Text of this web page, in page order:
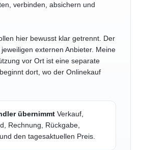
verbinden, absichern und
hier bewusst klar getrennt. Der
externen Anbieter. Meine
vor Ort ist eine separate
dort, wo der Onlinekauf
übernimmt Verkauf,
Rechnung, Rückgabe,
den tagesaktuellen Preis.